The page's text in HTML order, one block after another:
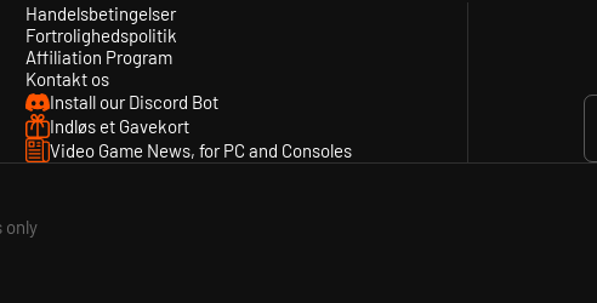
Handelsbetingelser
Fortrolighedspolitik
Affiliation Program
Kontakt os
Install our Discord Bot
Indløs et Gavekort
Video Game News, for PC and Consoles
only